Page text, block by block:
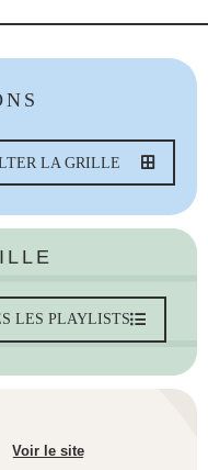
LA GRILLE
LES PLAYLISTS
Voir le site